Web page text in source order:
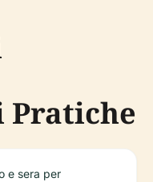
e sera per